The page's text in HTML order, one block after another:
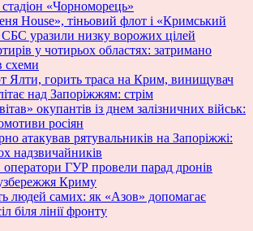
«Чорноморець»
House», тіньовий флот і «Кримський
уразили низку ворожих цілей
у чотирьох областях: затримано
схеми
Ялти, горить траса на Крим, винищувач
над Запоріжжям: стрім
окупантів із днем залізничних військ:
росіян
атакував рятувальників на Запоріжжі:
надзвичайників
ГУР провели парад дронів
Криму
людей самих: як «Азов» допомагає
біля лінії фронту